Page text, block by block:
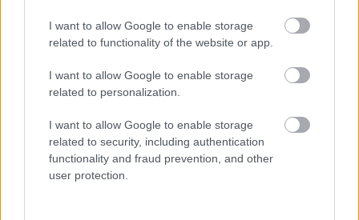
I want to allow Google to enable storage
related to functionality of the website or app.
I want to allow Google to enable storage
related to personalization.
I want to allow Google to enable storage
related to security, including authentication
functionality and fraud prevention, and other
user protection.
kellemes időjárással, festői szépségű tájakkal, törzsi
falvak hétköznapi életével és kultúrájával csábítja a